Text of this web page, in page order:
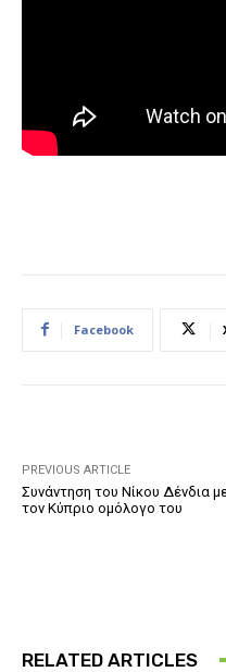
Facebook
PREVIOUS ARTICLE
Συνάντηση του Νίκου Δένδια
τον Κύπριο ομόλογο του
RELATED ARTICLES